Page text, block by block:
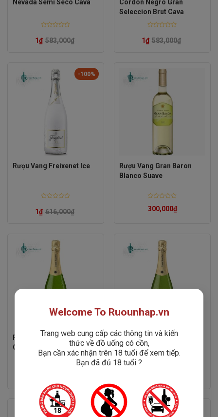
Nevada Semi Seco Cava
0
out
583,000₫
1₫
Cordon Negro Gran
Seleccion Brut Cava
0
out
583,000₫
1₫
-100%
Rượu Vang Freixenet Ice
0
out
616,000₫
1₫
Rượu Vang Gran Baron
Blanco Suave
Rated
0
300,000₫
Rượu Vang Gran Baron
Cava Brut
out
of
5
Rượu Vang Gran Baron
Cava Brut Nature
out
of
5
Welcome To Ruounhap.vn
Trang web cung cấp các thông tin và kiến
thức về đồ uống có cồn,
Bạn cần xác nhận trên 18 tuổi để xem tiếp.
Bạn đã đủ 18 tuổi ?